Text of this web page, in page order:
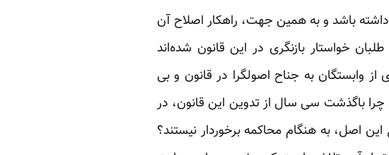
باشد و به همین جهت، راهکار اصلاح آن
خواستار بازنگری در این قانون شده‌اند
از وابستگان به جناح اصولگرا در قانون و بی
چرا باگذشت سی سال از تدوین این قانون، در
این اصل، به هنگام محاکمه برخوردار نیستند؟